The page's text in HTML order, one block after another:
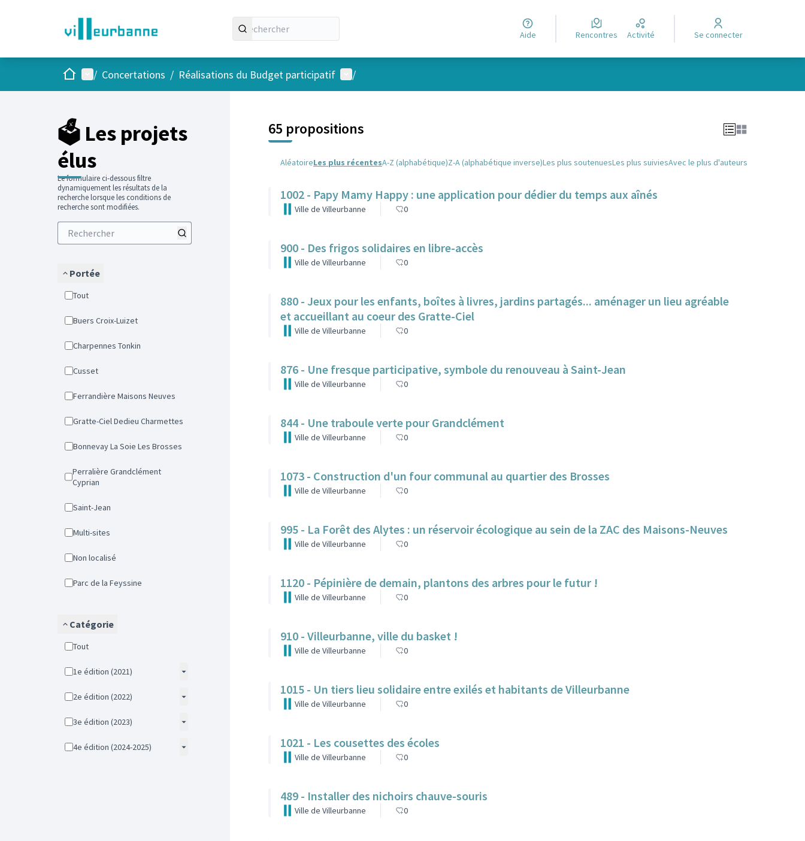
Aide Rencontres Activité Se connecter
AccueilMenu principal
/ Concertations / Réalisations du Budget participatif Menu utilisateur
/
🗳️ Les projets
élus
Le formulaire ci-dessous filtre
dynamiquement les résultats de la
recherche lorsque les conditions de
recherche sont modifiées.
Portée
Tout
Buers Croix-Luizet
Charpennes Tonkin
Cusset
Ferrandière Maisons Neuves
Gratte-Ciel Dedieu Charmettes
Bonnevay La Soie Les Brosses
Perralière Grandclément
Cyprian
Saint-Jean
Multi-sites
Non localisé
Parc de la Feyssine
Catégorie
Tout
1e édition (2021)
2e édition (2022)
3e édition (2023)
4e édition (2024-2025)
65 propositions
AléatoireLes plus récentesA-Z (alphabétique)Z-A (alphabétique inverse)Les plus soutenuesLes plus suiviesAvec le plus d'auteurs
1002 - Papy Mamy Happy : une application pour dédier du temps aux aînés
Ville de Villeurbanne 0
900 - Des frigos solidaires en libre-accès
Ville de Villeurbanne 0
880 - Jeux pour les enfants, boîtes à livres, jardins partagés... aménager un lieu agréable
et accueillant au coeur des Gratte-Ciel
Ville de Villeurbanne 0
876 - Une fresque participative, symbole du renouveau à Saint-Jean
Ville de Villeurbanne 0
844 - Une traboule verte pour Grandclément
Ville de Villeurbanne 0
1073 - Construction d'un four communal au quartier des Brosses
Ville de Villeurbanne 0
995 - La Forêt des Alytes : un réservoir écologique au sein de la ZAC des Maisons-Neuves
Ville de Villeurbanne 0
1120 - Pépinière de demain, plantons des arbres pour le futur !
Ville de Villeurbanne 0
910 - Villeurbanne, ville du basket !
Ville de Villeurbanne 0
1015 - Un tiers lieu solidaire entre exilés et habitants de Villeurbanne
Ville de Villeurbanne 0
1021 - Les cousettes des écoles
Ville de Villeurbanne 0
489 - Installer des nichoirs chauve-souris
Ville de Villeurbanne 0